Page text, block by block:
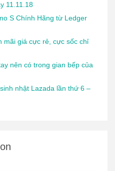
11.11.18
S Chính Hãng từ Ledger
mãi giá cực rẻ, cực sốc chỉ
nên có trong gian bếp của
nhật Lazada lần thứ 6 –